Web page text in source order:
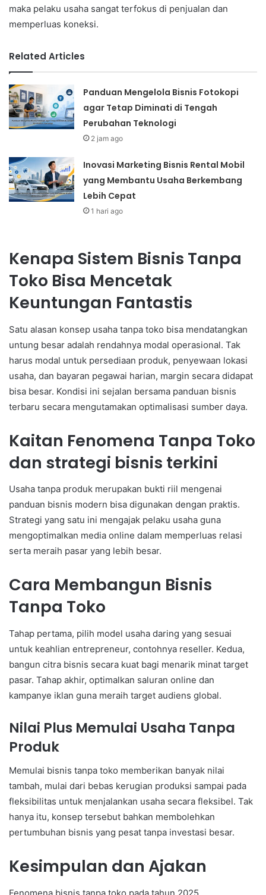
maka pelaku usaha sangat terfokus di penjualan dan
memperluas koneksi.
Related Articles
Panduan Mengelola Bisnis Fotokopi
agar Tetap Diminati di Tengah
Perubahan Teknologi
2 jam ago
Inovasi Marketing Bisnis Rental Mobil
yang Membantu Usaha Berkembang
Lebih Cepat
1 hari ago
Kenapa Sistem Bisnis Tanpa
Toko Bisa Mencetak
Keuntungan Fantastis
Satu alasan konsep usaha tanpa toko bisa mendatangkan
untung besar adalah rendahnya modal operasional. Tak
harus modal untuk persediaan produk, penyewaan lokasi
usaha, dan bayaran pegawai harian, margin secara didapat
bisa besar. Kondisi ini sejalan bersama panduan bisnis
terbaru secara mengutamakan optimalisasi sumber daya.
Kaitan Fenomena Tanpa Toko
dan strategi bisnis terkini
Usaha tanpa produk merupakan bukti riil mengenai
panduan bisnis modern bisa digunakan dengan praktis.
Strategi yang satu ini mengajak pelaku usaha guna
mengoptimalkan media online dalam memperluas relasi
serta meraih pasar yang lebih besar.
Cara Membangun Bisnis
Tanpa Toko
Tahap pertama, pilih model usaha daring yang sesuai
untuk keahlian entrepreneur, contohnya reseller. Kedua,
bangun citra bisnis secara kuat bagi menarik minat target
pasar. Tahap akhir, optimalkan saluran online dan
kampanye iklan guna meraih target audiens global.
Nilai Plus Memulai Usaha Tanpa
Produk
Memulai bisnis tanpa toko memberikan banyak nilai
tambah, mulai dari bebas kerugian produksi sampai pada
fleksibilitas untuk menjalankan usaha secara fleksibel. Tak
hanya itu, konsep tersebut bahkan membolehkan
pertumbuhan bisnis yang pesat tanpa investasi besar.
Kesimpulan dan Ajakan